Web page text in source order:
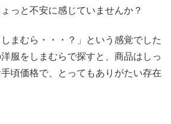
っと不安に感じていませんか？
まむら・・・？」という感覚でした
服をしまむらで探すと、商品はしっ
頃価格で、とってもありがたい存在